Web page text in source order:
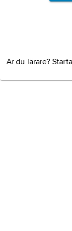
Är du lärare?